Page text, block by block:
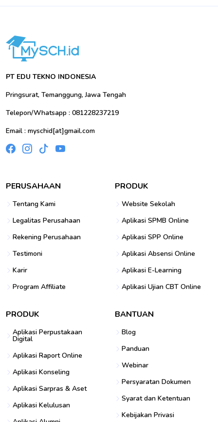
PT EDU TEKNO INDONESIA
Pringsurat, Temanggung, Jawa Tengah
Telepon/Whatsapp : 081228237219
Email : myschid[at]gmail.com
PERUSAHAAN
Tentang Kami
Legalitas Perusahaan
Rekening Perusahaan
Testimoni
Karir
Program Affiliate
PRODUK
Website Sekolah
Aplikasi SPMB Online
Aplikasi SPP Online
Aplikasi Absensi Online
Aplikasi E-Learning
Aplikasi Ujian CBT Online
PRODUK
Aplikasi Perpustakaan
Digital
Aplikasi Raport Online
Aplikasi Konseling
Aplikasi Sarpras & Aset
Aplikasi Kelulusan
BANTUAN
Blog
Panduan
Webinar
Persyaratan Dokumen
Syarat dan Ketentuan
Kebijakan Privasi